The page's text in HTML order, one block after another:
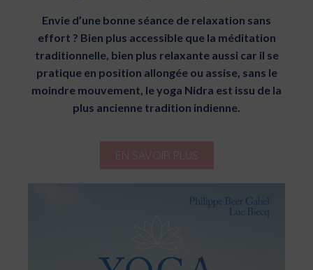
Envie d’une bonne séance de relaxation sans
effort ? Bien plus accessible que la méditation
traditionnelle, bien plus relaxante aussi car il se
pratique en position allongée ou assise, sans le
moindre mouvement, le yoga Nidra est issu de la
plus ancienne tradition indienne.
EN SAVOIR PLUS